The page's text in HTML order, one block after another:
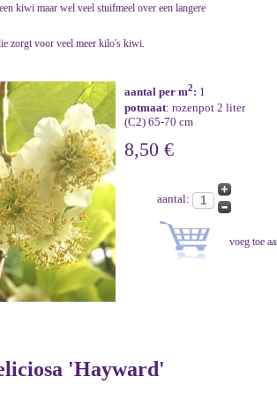
kiwi maar wel veel stuifmeel over een langere
zorgt voor veel meer kilo's kiwi.
aantal per m2: 1
potmaat: rozenpot 2 liter
(C2) 65-70 cm
8,50 €
aantal:
'Hayward'